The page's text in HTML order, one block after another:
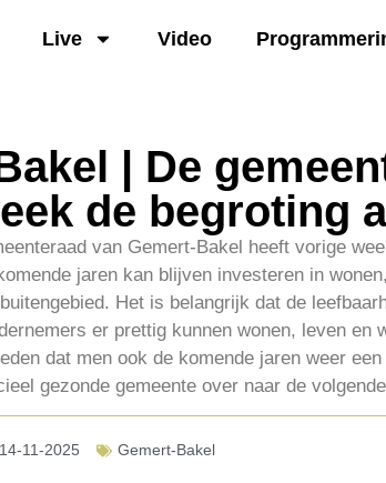
Live Video
| De
de begroting
van Gemert-Bakel heeft vorige
jaren kan blijven investeren in
Het is belangrijk dat de
er prettig kunnen wonen, leven en
dat men ook de komende jaren weer
gezonde gemeente over naar de
14-11-2025 Gemert-Bakel